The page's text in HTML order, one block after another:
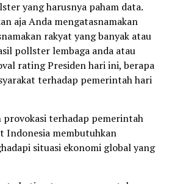
yang harusnya paham data.
aja Anda mengatasnamakan
rakyat yang banyak atau
pollster lembaga anda atau
rating Presiden hari ini, berapa
terhadap pemerintah hari
provokasi terhadap pemerintah
Indonesia membutuhkan
situasi ekonomi global yang